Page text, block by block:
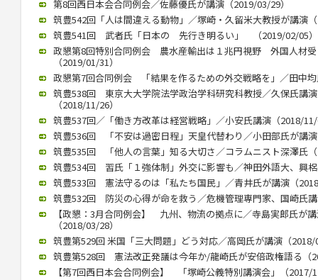
第8回西日本会合同例会／佐藤優氏が講演（2019/03/29）
筑豊542回「人は間違える動物」／塚崎・久留米大教授が講演
筑豊541回 武者氏「日本の 先行き明るい」 （2019/02/05）
政懇第8回特別合同例会 農水産輸出は１兆円視野 外国人材受
（2019/01/31）
政懇第7回合同例会 「結果を作るための外交戦略を」／田中
筑豊538回 東京大大学院法学政治学科研究科教授／久保氏講
（2018/11/26）
筑豊537回／「働き方改革は経営戦略」／小安氏講演（2018/
筑豊536回 「不安は過密日程」天皇代替わり／小田部氏が講
筑豊535回 「他人の言葉」知る大切さ／コラムニスト深澤氏
筑豊534回 習氏「１強体制」外交に影響も／神田外語大、興
筑豊533回 憲法守るのは「私たち国民」／青井氏が講演（
筑豊532回 防災の心得が命を救う／危機管理専門家、国崎氏
【政懇：3月合同例会】 九州、物流の拠点に／寺島実郎氏が
（2018/03/28）
筑豊第529回 米国「三大問題」どう対応／高岡氏が講演（
筑豊第528回 憲法改正発議は今年か/龍崎氏が安倍政権語る（
【第7回西日本会合同例会】 「塚崎公義特別講演会」（2017/